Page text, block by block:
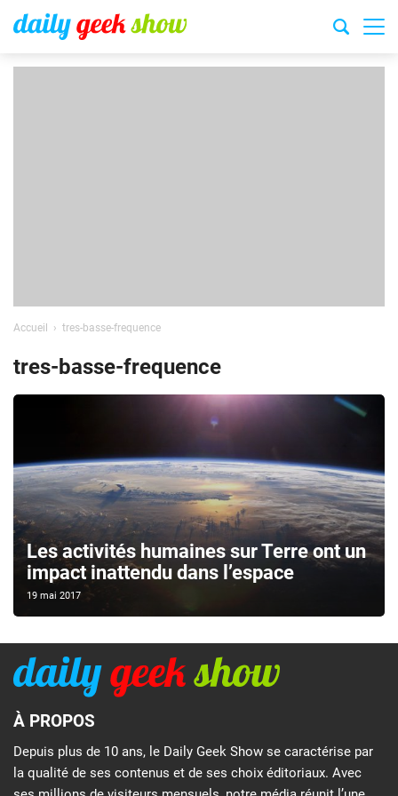
Accueil tres-basse-frequence
tres-basse-frequence
Les activités humaines sur Terre ont un
impact inattendu dans l’espace
19 mai 2017
À PROPOS
Depuis plus de 10 ans, le Daily Geek Show se caractérise par
la qualité de ses contenus et de ses choix éditoriaux. Avec